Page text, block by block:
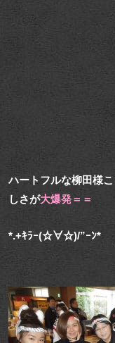
ハートフルな柳田様
しさが大爆発＝＝
*.+ｷﾗｰ(☆∀☆)/”ｰﾝ*